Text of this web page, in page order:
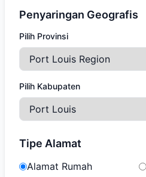
Penyaringan Geografis
Pilih Provinsi
Pilih Kabupaten
Tipe Alamat
Alamat Rumah